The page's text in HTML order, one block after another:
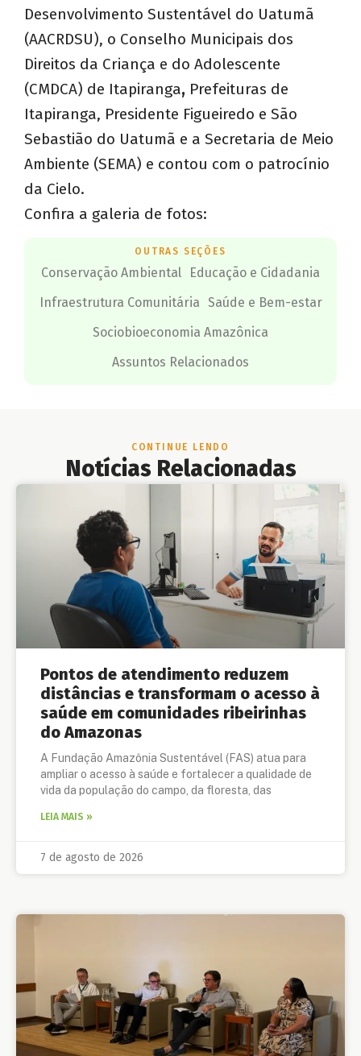
Desenvolvimento Sustentável do Uatumã
(AACRDSU), o Conselho Municipais dos
Direitos da Criança e do Adolescente
(CMDCA) de Itapiranga, Prefeituras de
Itapiranga, Presidente Figueiredo e São
Sebastião do Uatumã e a Secretaria de Meio
Ambiente (SEMA) e contou com o patrocínio
da Cielo.
Confira a galeria de fotos:
OUTRAS SEÇÕES
Conservação Ambiental
Educação e Cidadania
Infraestrutura Comunitária Saúde e Bem-estar
Sociobioeconomia Amazônica
Assuntos Relacionados
CONTINUE LENDO
Notícias Relacionadas
Pontos de atendimento reduzem
distâncias e transformam o acesso à
saúde em comunidades ribeirinhas
do Amazonas
A Fundação Amazônia Sustentável (FAS) atua para
ampliar o acesso à saúde e fortalecer a qualidade de
vida da população do campo, da floresta, das
LEIA MAIS »
7 de agosto de 2026